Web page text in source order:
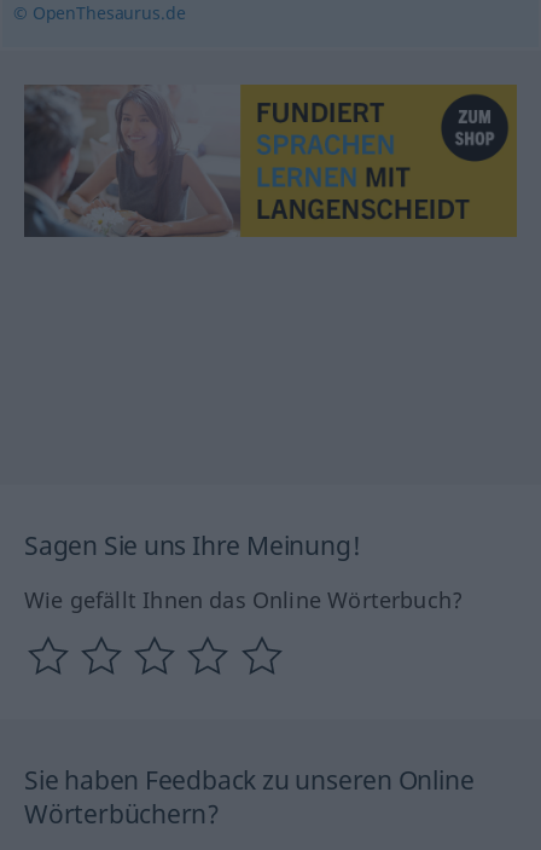
© OpenThesaurus.de
Sagen Sie uns Ihre Meinung!
Wie gefällt Ihnen das Online Wörterbuch?
Sie haben Feedback zu unseren Online
Wörterbüchern?